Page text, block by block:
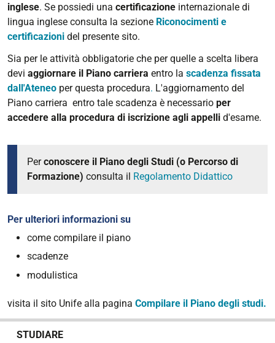
inglese. Se possiedi una certificazione internazionale di
lingua inglese consulta la sezione Riconocimenti e
certificazioni del presente sito.
Sia per le attività obbligatorie che per quelle a scelta libera
devi aggiornare il Piano carriera entro la scadenza fissata
dall'Ateneo per questa procedura. L'aggiornamento del
Piano carriera entro tale scadenza è necessario per
accedere alla procedura di iscrizione agli appelli d'esame.
Perconoscere il Piano degli Studi (o Percorso di
Formazione) consulta il Regolamento Didattico
Per ulteriori informazioni su
come compilare il piano
scadenze
modulistica
visita il sito Unife alla pagina Compilare il Piano degli studi.
STUDIARE